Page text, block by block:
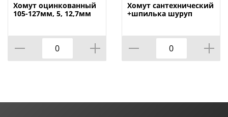
Хомут оцинкованный
105-127мм, 5, 12,7мм
Хомут сантехнический
+шпилька шуруп